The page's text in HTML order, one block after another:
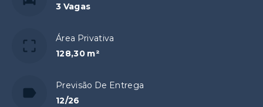
3 Vagas
Área Privativa
128,30 m²
Previsão De Entrega
12/26